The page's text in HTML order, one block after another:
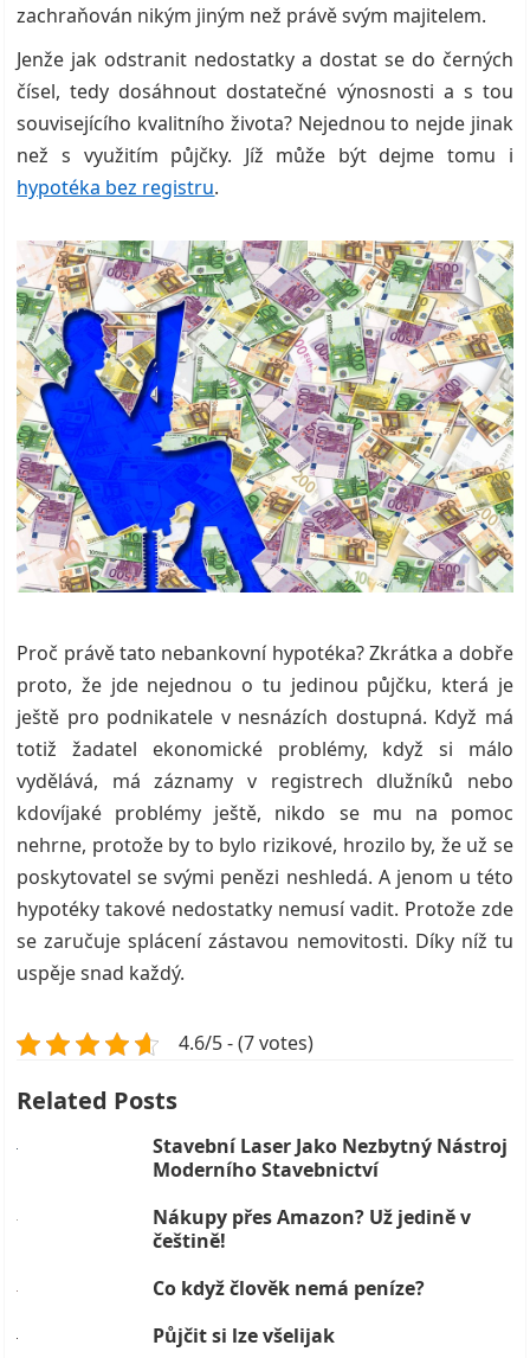
zachraňován nikým jiným než právě svým majitelem.
Jenže jak odstranit nedostatky a dostat se do černých
čísel, tedy dosáhnout dostatečné výnosnosti a s tou
souvisejícího kvalitního života? Nejednou to nejde jinak
než s využitím půjčky. Jíž může být dejme tomu i
hypotéka bez registru.
Proč právě tato nebankovní hypotéka? Zkrátka a dobře
proto, že jde nejednou o tu jedinou půjčku, která je
ještě pro podnikatele v nesnázích dostupná. Když má
totiž žadatel ekonomické problémy, když si málo
vydělává, má záznamy v registrech dlužníků nebo
kdovíjaké problémy ještě, nikdo se mu na pomoc
nehrne, protože by to bylo rizikové, hrozilo by, že už se
poskytovatel se svými penězi neshledá. A jenom u této
hypotéky takové nedostatky nemusí vadit. Protože zde
se zaručuje splácení zástavou nemovitosti. Díky níž tu
uspěje snad každý.
4.6/5 - (7 votes)
Related Posts
Stavební Laser Jako Nezbytný Nástroj
Moderního Stavebnictví
Nákupy přes Amazon? Už jedině v
češtině!
Co když člověk nemá peníze?
Půjčit si lze všelijak